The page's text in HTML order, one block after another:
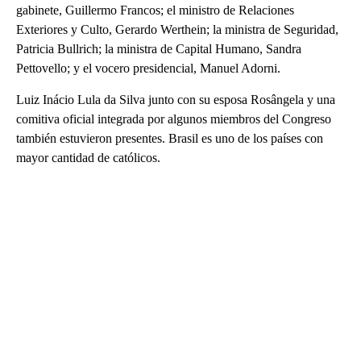
gabinete, Guillermo Francos; el ministro de Relaciones
Exteriores y Culto, Gerardo Werthein; la ministra de Seguridad,
Patricia Bullrich; la ministra de Capital Humano, Sandra
Pettovello; y el vocero presidencial, Manuel Adorni.
Luiz Inácio Lula da Silva junto con su esposa Rosângela y una
comitiva oficial integrada por algunos miembros del Congreso
también estuvieron presentes. Brasil es uno de los países con
mayor cantidad de católicos.